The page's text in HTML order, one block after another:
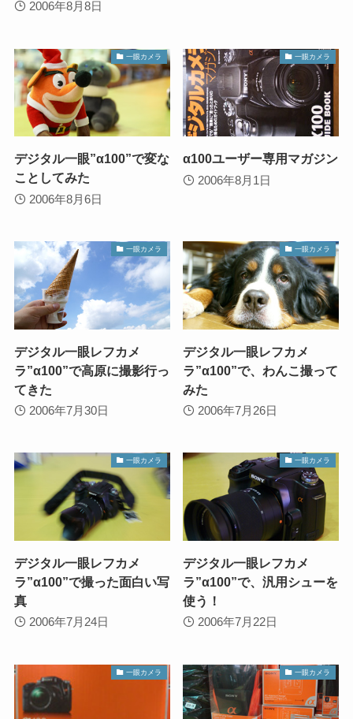
2006年8月8日
一眼カメラ
デジタル一眼”α100”で変な
ことしてみた
2006年8月6日
一眼カメラ
α100ユーザー専用マガジン
2006年8月1日
一眼カメラ
デジタル一眼レフカメ
ラ”α100”で高原に撮影行っ
てきた
2006年7月30日
一眼カメラ
デジタル一眼レフカメ
ラ”α100”で、わんこ撮って
みた
2006年7月26日
一眼カメラ
デジタル一眼レフカメ
ラ”α100”で撮った面白い写
真
2006年7月24日
一眼カメラ
デジタル一眼レフカメ
ラ”α100”で、汎用シューを
使う！
2006年7月22日
一眼カメラ 一眼カメラ